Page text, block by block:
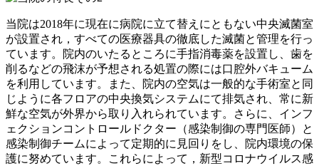
当院は2018年に現在に病院に立て替えにともない中央滅菌室
が設置され，すべての医療器具の徹底した滅菌と管理を行っ
ています。院内のいたるところに手指消毒薬を設置し、歯を
削るなどの飛沫が予想される処置の際には口腔外バキューム
を利用しています。また、院内の空気は一般的な手術室と同
じように各フロアの中央換気システムにて排気され、常に新
鮮な空気が外界から取り入れられています。さらに、インフ
ェクションコントロールドクター（感染制御の専門医師）と
感染制御チームによって定期的に見回りをし、院内環境の保
護に努めています。これらによって，新型コロナウイルス感